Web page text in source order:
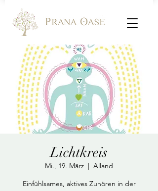
Lichtkreis
Mi., 19. März
  |
Alland
Einfühlsames, aktives Zuhören in der